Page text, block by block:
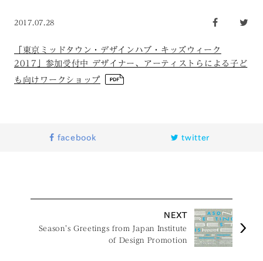
2017.07.28
「東京ミッドタウン・デザインハブ・キッズウィーク
2017」参加受付中 デザイナー、アーティストらによる子ど
も向けワークショップ
facebook twitter
NEXT
Season's Greetings from Japan Institute
of Design Promotion